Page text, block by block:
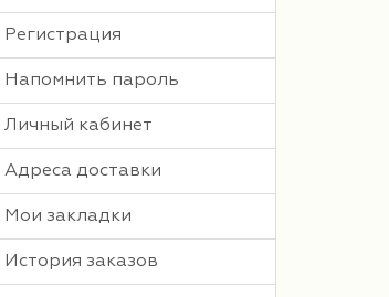
Регистрация
Напомнить пароль
Личный кабинет
Адреса доставки
Мои закладки
История заказов